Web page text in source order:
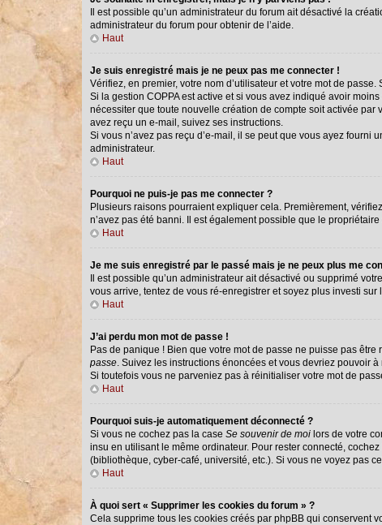
Il est possible qu’un administrateur du forum ait désactivé la
administrateur du forum pour obtenir de l’aide.
Haut
Je suis enregistré mais je ne peux pas me connecter !
Vérifiez, en premier, votre nom d’utilisateur et votre mot de passe.
Si la gestion COPPA est active et si vous avez indiqué avoir
nécessiter que toute nouvelle création de compte soit activée
avez reçu un e-mail, suivez ses instructions.
Si vous n’avez pas reçu d’e-mail, il se peut que vous ayez fourni
administrateur.
Haut
Pourquoi ne puis-je pas me connecter ?
Plusieurs raisons pourraient expliquer cela. Premièrement,
n’avez pas été banni. Il est également possible que le
Haut
Je me suis enregistré par le passé mais je ne peux plus me
Il est possible qu’un administrateur ait désactivé ou supprimé
vous arrive, tentez de vous ré-enregistrer et soyez plus investi sur
Haut
J’ai perdu mon mot de passe !
Pas de panique ! Bien que votre mot de passe ne puisse pas
passe. Suivez les instructions énoncées et vous devriez pouvoir
Si toutefois vous ne parveniez pas à réinitialiser votre mot de
Haut
Pourquoi suis-je automatiquement déconnecté ?
Si vous ne cochez pas la case Se souvenir de moilors de votre
insu en utilisant le même ordinateur. Pour rester connecté, cochez
(bibliothèque, cyber-café, université, etc.). Si vous ne voyez pas
Haut
À quoi sert « Supprimer les cookies du forum » ?
Cela supprime tous les cookies créés par phpBB qui conservent